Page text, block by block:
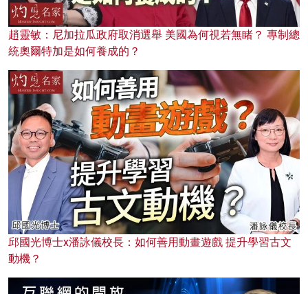
趙靈敏：尼加拉瓜政府取消選舉 美國為何視若無睹？ 專制總
統奧爾特加是如何養成的？
邱國光博士x潘詠儀校長：如何善用動畫遊戲 提升學習古文
動機？